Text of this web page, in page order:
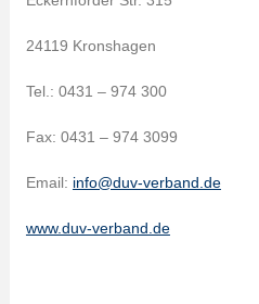
24119 Kronshagen
Tel.: 0431 – 974 300
Fax: 0431 – 974 3099
Email: info@duv-verband.de
www.duv-verband.de